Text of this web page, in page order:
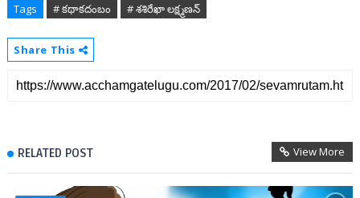
Tags # కథాకదంబం # శశిరేఖా లక్ష్మణన్
Share This
RELATED POST View More